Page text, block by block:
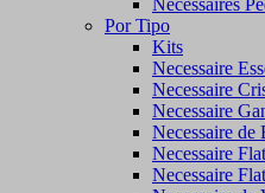
Necessaires
Por Tipo
Kits
Necessaire
Necessaire
Necessaire
Necessaire de
Necessaire Flat
Necessaire